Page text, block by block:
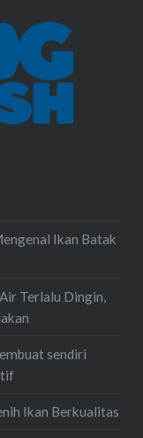
Ikan Batak
Air Terlalu Dingin,
sendiri
Ikan Berkualitas